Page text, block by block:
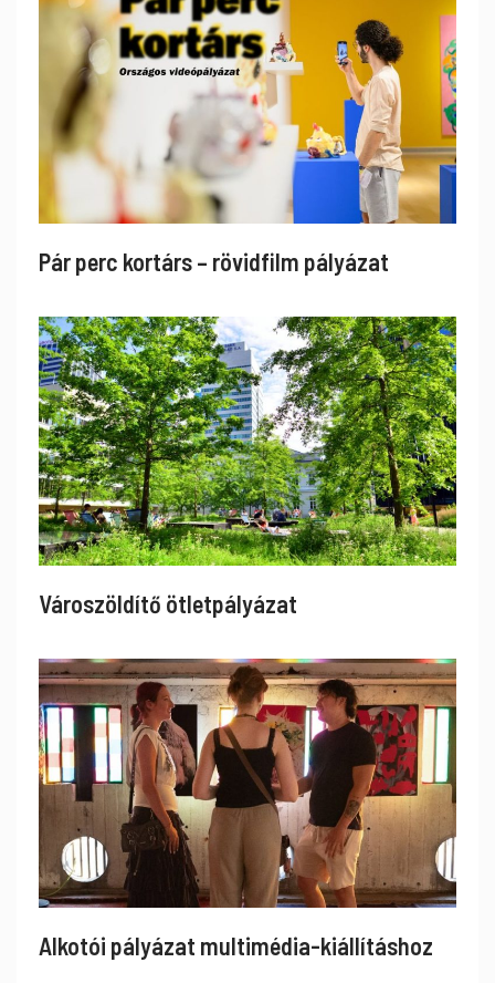
Pár perc kortárs – rövidfilm pályázat
Városzöldítő ötletpályázat
Alkotói pályázat multimédia-kiállításhoz